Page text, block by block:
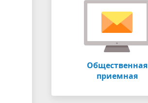
Общественная
приемная